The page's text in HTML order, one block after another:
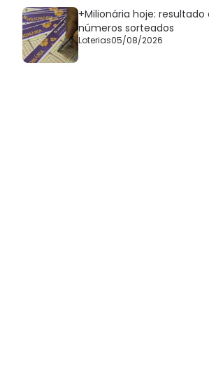
+Milionária hoje:
números sorteados
Loterias05/08/2026